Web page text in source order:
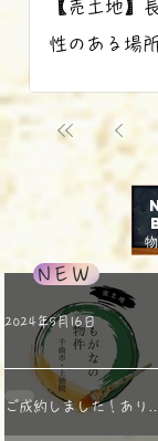
【売土地
性のある場
ご成約しました！ありが
とうございました！【
2024年5月16日
NEW